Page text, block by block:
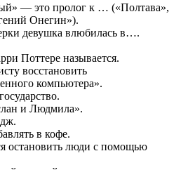
— это пролог к … («Полтава»,
Онегин»).
девушка влюбилась в….
Поттере называется.
восстановить
компьютера».
и Людмила».
в кофе.
остановить люди с помощью